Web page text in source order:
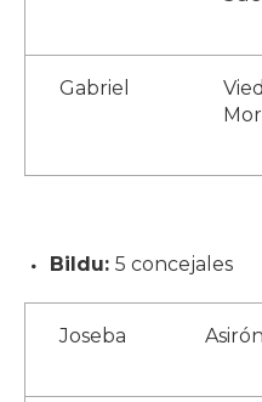
Gabriel
Bildu: 5 concejales
Joseba